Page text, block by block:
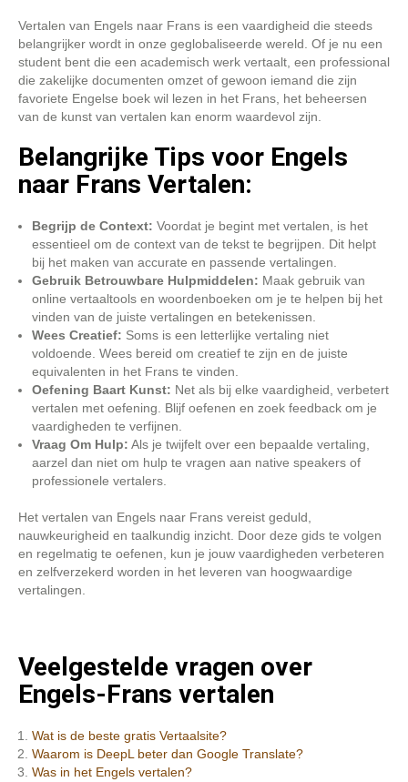
Vertalen van Engels naar Frans is een vaardigheid die steeds
belangrijker wordt in onze geglobaliseerde wereld. Of je nu een
student bent die een academisch werk vertaalt, een professional
die zakelijke documenten omzet of gewoon iemand die zijn
favoriete Engelse boek wil lezen in het Frans, het beheersen
van de kunst van vertalen kan enorm waardevol zijn.
Belangrijke Tips voor Engels
naar Frans Vertalen:
Begrijp de Context: Voordat je begint met vertalen, is het
essentieel om de context van de tekst te begrijpen. Dit helpt
bij het maken van accurate en passende vertalingen.
Gebruik Betrouwbare Hulpmiddelen: Maak gebruik van
online vertaaltools en woordenboeken om je te helpen bij het
vinden van de juiste vertalingen en betekenissen.
Wees Creatief: Soms is een letterlijke vertaling niet
voldoende. Wees bereid om creatief te zijn en de juiste
equivalenten in het Frans te vinden.
Oefening Baart Kunst: Net als bij elke vaardigheid, verbetert
vertalen met oefening. Blijf oefenen en zoek feedback om je
vaardigheden te verfijnen.
Vraag Om Hulp: Als je twijfelt over een bepaalde vertaling,
aarzel dan niet om hulp te vragen aan native speakers of
professionele vertalers.
Het vertalen van Engels naar Frans vereist geduld,
nauwkeurigheid en taalkundig inzicht. Door deze gids te volgen
en regelmatig te oefenen, kun je jouw vaardigheden verbeteren
en zelfverzekerd worden in het leveren van hoogwaardige
vertalingen.
Veelgestelde vragen over
Engels-Frans vertalen
Wat is de beste gratis Vertaalsite?
Waarom is DeepL beter dan Google Translate?
Was in het Engels vertalen?